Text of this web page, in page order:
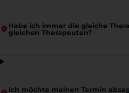
Habe ich immer die gleiche
gleichen Therapeuten?
Ich möchte meinen Termin